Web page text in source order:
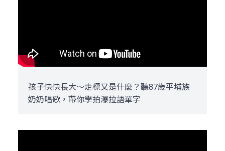
孩子快快長大～走標又是什麼？聽87歲平埔族
奶奶唱歌，帶你學拍瀑拉語單字